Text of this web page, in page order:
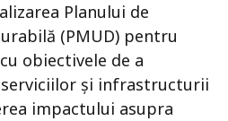
Planului de
(PMUD) pentru
obiectivele de a
și infrastructurii
impactului asupra